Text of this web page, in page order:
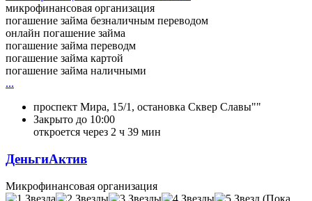
микрофинансовая организация
погашение займа безналичным переводом
онлайн погашение займа
погашение займа переводм
погашение займа картой
погашение займа наличными
...
проспект Мира, 15/1, остановка Сквер Славы""
Закрыто до 10:00
откроется через 2 ч 39 мин
ДеньгиАктив
Микрофинансовая организация
(Пока